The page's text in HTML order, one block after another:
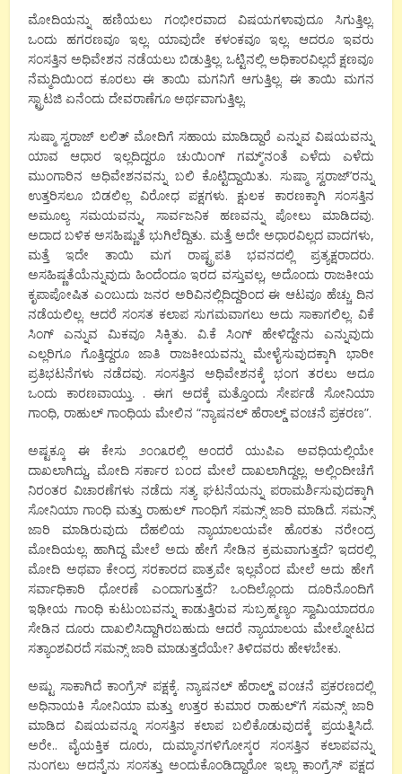
ಮೋದಿಯನ್ನು ಹಣಿಯಲು ಗಂಭೀರವಾದ ವಿಷಯಗಳಾವುದೂ ಸಿಗುತ್ತಿಲ್ಲ.
ಒಂದು ಹಗರಣವೂ ಇಲ್ಲ. ಯಾವುದೇ ಕಳಂಕವೂ ಇಲ್ಲ. ಆದರೂ ಇವರು
ಸಂಸತ್ತಿನ ಅಧಿವೇಶನ ನಡೆಯಲು ಬಿಡುತ್ತಿಲ್ಲ. ಒಟ್ಟಿನಲ್ಲಿ ಅಧಿಕಾರವಿಲ್ಲದೆ ಕ್ಷಣವೂ
ನೆಮ್ಮದಿಯಿಂದ ಕೂರಲು ಈ ತಾಯಿ ಮಗನಿಗೆ ಆಗುತ್ತಿಲ್ಲ. ಈ ತಾಯಿ ಮಗನ
ಸ್ಟ್ರಾಟಜಿ ಏನೆಂದು ದೇವರಾಣೆಗೂ ಅರ್ಥವಾಗುತ್ತಿಲ್ಲ.
ಸುಷ್ಮಾ ಸ್ವರಾಜ್ ಲಲಿತ್ ಮೋದಿಗೆ ಸಹಾಯ ಮಾಡಿದ್ದಾರೆ ಎನ್ನುವ ವಿಷಯವನ್ನು
ಯಾವ ಆಧಾರ ಇಲ್ಲದಿದ್ದರೂ ಚುಯಿಂಗ್ ಗಮ್ಮ್’ನಂತೆ ಎಳೆದು ಎಳೆದು
ಮುಂಗಾರಿನ ಅಧಿವೇಶನವನ್ನು ಬಲಿ ಕೊಟ್ಟಿದ್ದಾಯಿತು. ಸುಷ್ಮಾ ಸ್ವರಾಜ್’ರನ್ನು
ಉತ್ತರಿಸಲೂ ಬಿಡಲಿಲ್ಲ ವಿರೋಧ ಪಕ್ಷಗಳು. ಕ್ಷುಲಕ ಕಾರಣಕ್ಕಾಗಿ ಸಂಸತ್ತಿನ
ಅಮೂಲ್ಯ ಸಮಯವನ್ನು, ಸಾರ್ವಜನಿಕ ಹಣವನ್ನು ಪೋಲು ಮಾಡಿದವು.
ಅದಾದ ಬಳಿಕ ಅಸಹಿಷ್ಣುತೆ ಭುಗಿಲೆದ್ದಿತು. ಮತ್ತೆ ಅದೇ ಅಧಾರವಿಲ್ಲದ ವಾದಗಳು,
ಮತ್ತೆ ಇದೇ ತಾಯಿ ಮಗ ರಾಷ್ಟ್ರಪತಿ ಭವನದಲ್ಲಿ ಪ್ರತ್ಯಕ್ಷರಾದರು.
ಅಸಹಿಷ್ಣತೆಯೆನ್ನುವುದು ಹಿಂದೆಂದೂ ಇರದ ವಸ್ತುವಲ್ಲ, ಅದೊಂದು ರಾಜಕೀಯ
ಕೃಪಾಪೋಷಿತ ಎಂಬುದು ಜನರ ಅರಿವಿನಲ್ಲಿದಿದ್ದರಿಂದ ಈ ಆಟವೂ ಹೆಚ್ಚು ದಿನ
ನಡೆಯಲಿಲ್ಲ. ಆದರೆ ಸಂಸತ ಕಲಾಪ ಸುಗಮವಾಗಲು ಅದು ಸಾಕಾಗಲಿಲ್ಲ. ವಿಕೆ
ಸಿಂಗ್ ಎನ್ನುವ ಮಿಕವೂ ಸಿಕ್ಕಿತು. ವಿ.ಕೆ ಸಿಂಗ್ ಹೇಳಿದ್ದೇನು ಎನ್ನುವುದು
ಎಲ್ಲರಿಗೂ ಗೊತ್ತಿದ್ದರೂ ಜಾತಿ ರಾಜಕೀಯವನ್ನು ಮೇಳೈಸುವುದಕ್ಕಾಗಿ ಭಾರೀ
ಪ್ರತಿಭಟನೆಗಳು ನಡೆದವು. ಸಂಸತ್ತಿನ ಅಧಿವೇಶನಕ್ಕೆ ಭಂಗ ತರಲು ಅದೂ
ಒಂದು ಕಾರಣವಾಯ್ತು. . ಈಗ ಅದಕ್ಕೆ ಮತ್ತೊಂದು ಸೇರ್ಪಡೆ ಸೋನಿಯಾ
ಗಾಂಧಿ, ರಾಹುಲ್ ಗಾಂಧಿಯ ಮೇಲಿನ “ನ್ಯಾಷನಲ್ ಹೆರಾಲ್ಡ್ ವಂಚನೆ ಪ್ರಕರಣ”.
ಅಷ್ಟಕ್ಕೂ ಈ ಕೇಸು ೨೦೧೩ರಲ್ಲಿ ಅಂದರೆ ಯುಪಿಎ ಅವಧಿಯಲ್ಲಿಯೇ
ದಾಖಲಾಗಿದ್ದು, ಮೋದಿ ಸರ್ಕಾರ ಬಂದ ಮೇಲೆ ದಾಖಲಾಗಿದ್ದಲ್ಲ. ಅಲ್ಲಿಂದೀಚೆಗೆ
ನಿರಂತರ ವಿಚಾರಣೆಗಳು ನಡೆದು ಸತ್ಯ ಘಟನೆಯನ್ನು ಪರಾಮರ್ಶಿಸುವುದಕ್ಕಾಗಿ
ಸೋನಿಯಾ ಗಾಂಧಿ ಮತ್ತು ರಾಹುಲ್ ಗಾಂಧಿಗೆ ಸಮನ್ಸ್ ಜಾರಿ ಮಾಡಿದೆ. ಸಮನ್ಸ್
ಜಾರಿ ಮಾಡಿರುವುದು ದೆಹಲಿಯ ನ್ಯಾಯಾಲಯವೇ ಹೊರತು ನರೇಂದ್ರ
ಮೋದಿಯಲ್ಲ. ಹಾಗಿದ್ದ ಮೇಲೆ ಅದು ಹೇಗೆ ಸೇಡಿನ ಕ್ರಮವಾಗುತ್ತದೆ? ಇದರಲ್ಲಿ
ಮೋದಿ ಅಥವಾ ಕೇಂದ್ರ ಸರಕಾರದ ಪಾತ್ರವೇ ಇಲ್ಲವೆಂದ ಮೇಲೆ ಅದು ಹೇಗೆ
ಸರ್ವಾಧಿಕಾರಿ ಧೋರಣೆ ಎಂದಾಗುತ್ತದೆ? ಒಂದಿಲ್ಲೊಂದು ದೂರಿನೊಂದಿಗೆ
ಇಢೀಯ ಗಾಂಧಿ ಕುಟುಂಬವನ್ನು ಕಾಡುತ್ತಿರುವ ಸುಬ್ರಹ್ಮಣ್ಯಂ ಸ್ವಾಮಿಯಾದರೂ
ಸೇಡಿನ ದೂರು ದಾಖಲಿಸಿದ್ದಾಗಿರಬಹುದು ಆದರೆ ನ್ಯಾಯಾಲಯ ಮೇಲ್ನೋಟದ
ಸತ್ಯಾಂಶವಿರದೆ ಸಮನ್ಸ್ ಜಾರಿ ಮಾಡುತ್ತದೆಯೇ? ತಿಳಿದವರು ಹೇಳಬೇಕು.
ಅಷ್ಟು ಸಾಕಾಗಿದೆ ಕಾಂಗ್ರೆಸ್ ಪಕ್ಷಕ್ಕೆ. ನ್ಯಾಷನಲ್ ಹೆರಾಲ್ಡ್ ವಂಚನೆ ಪ್ರಕರಣದಲ್ಲಿ
ಅಧಿನಾಯಕಿ ಸೋನಿಯಾ ಮತ್ತು ಉತ್ತರ ಕುಮಾರ ರಾಹುಲ್’ಗೆ ಸಮನ್ಸ್ ಜಾರಿ
ಮಾಡಿದ ವಿಷಯವನ್ನೂ ಸಂಸತ್ತಿನ ಕಲಾಪ ಬಲಿಕೊಡುವುದಕ್ಕೆ ಪ್ರಯತ್ನಿಸಿದೆ.
ಅರೇ.. ವೈಯಕ್ತಿಕ ದೂರು, ದುಮ್ಮಾನಗಳಿಗೋಸ್ಕರ ಸಂಸತ್ತಿನ ಕಲಾಪವನ್ನು
ನುಂಗಲು ಅದನ್ನೆನು ಸಂಸತ್ತು ಅಂದುಕೊಂಡಿದ್ದಾರೋ ಇಲ್ಲಾ ಕಾಂಗ್ರೆಸ್ ಪಕ್ಷದ